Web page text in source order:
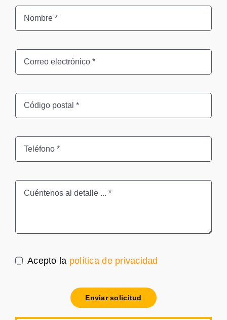
Acepto la política de privacidad
Enviar solicitud